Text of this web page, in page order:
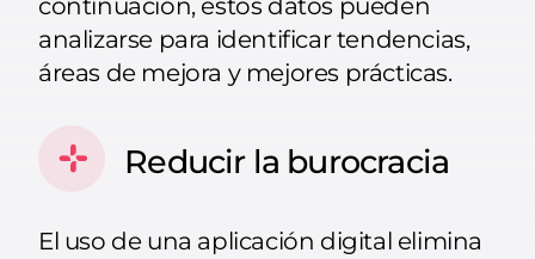
continuación, estos datos pueden
analizarse para identificar tendencias,
áreas de mejora y mejores prácticas.
Reducir la burocracia
El uso de una aplicación digital elimina